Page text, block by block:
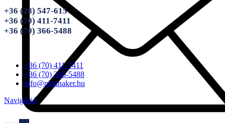
+36 (28) 547-615
+36 (70) 411-7411
+36 (70) 366-5488
+36 (70) 411-7411
+36 (70) 366-5488
info@platinaker.hu
Navigáció